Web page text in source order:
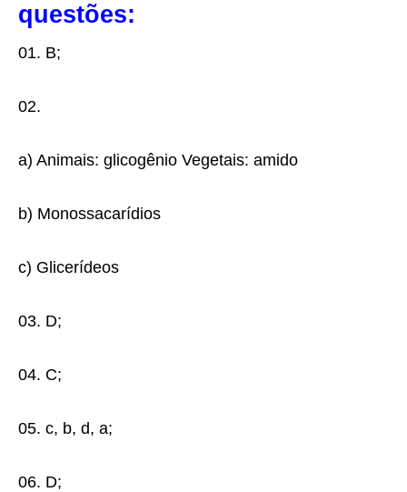
questões:
01. B;
02.
a) Animais: glicogênio Vegetais: amido
b) Monossacarídios
c) Glicerídeos
03. D;
04. C;
05. c, b, d, a;
06. D;